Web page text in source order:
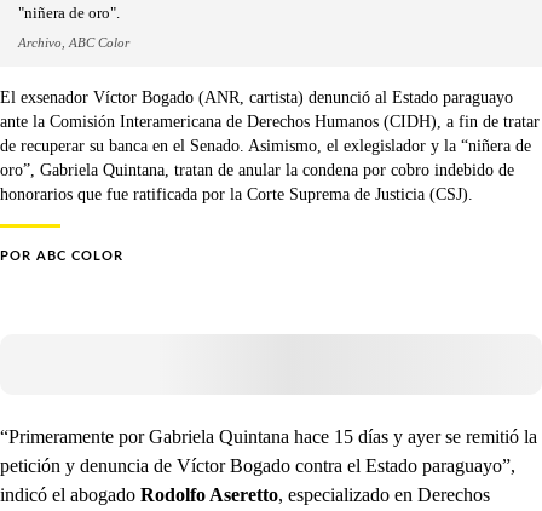
"niñera de oro".
Archivo, ABC Color
El exsenador Víctor Bogado (ANR, cartista) denunció al Estado paraguayo
ante la Comisión Interamericana de Derechos Humanos (CIDH), a fin de tratar
de recuperar su banca en el Senado. Asimismo, el exlegislador y la “niñera de
oro”, Gabriela Quintana, tratan de anular la condena por cobro indebido de
honorarios que fue ratificada por la Corte Suprema de Justicia (CSJ).
POR ABC COLOR
“Primeramente por Gabriela Quintana hace 15 días y ayer se remitió la
petición y denuncia de Víctor Bogado contra el Estado paraguayo”,
indicó el abogado Rodolfo Aseretto, especializado en Derechos